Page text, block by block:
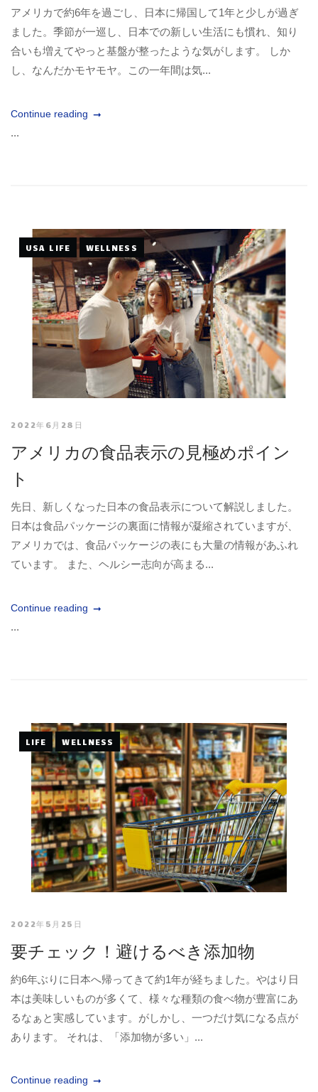
アメリカで約6年を過ごし、日本に帰国して1年と少しが過ぎ
ました。季節が一巡し、日本での新しい生活にも慣れ、知り
合いも増えてやっと基盤が整ったような気がします。 しか
し、なんだかモヤモヤ。この一年間は気...
Continue reading
...
USA LIFE WELLNESS
2022年6月28日
アメリカの食品表示の見極めポイン
ト
先日、新しくなった日本の食品表示について解説しました。
日本は食品パッケージの裏面に情報が凝縮されていますが、
アメリカでは、食品パッケージの表にも大量の情報があふれ
ています。 また、ヘルシー志向が高まる...
Continue reading
...
LIFE WELLNESS
2022年5月25日
要チェック！避けるべき添加物
約6年ぶりに日本へ帰ってきて約1年が経ちました。やはり日
本は美味しいものが多くて、様々な種類の食べ物が豊富にあ
るなぁと実感しています。がしかし、一つだけ気になる点が
あります。 それは、「添加物が多い」...
Continue reading